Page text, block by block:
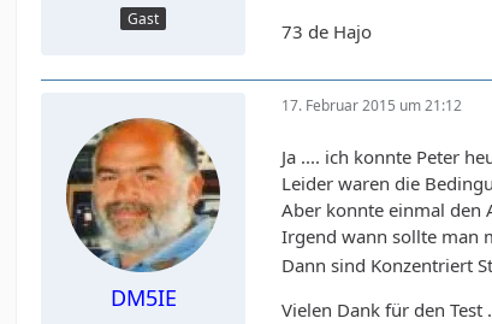
Gast
73 de Hajo
DM5IE
17. Februar 2015 um 21:12
Ja .... ich konnte Peter
Leider waren die
Aber konnte einmal den
Irgend wann sollte man
Dann sind Konzentriert
Vielen Dank für den Test